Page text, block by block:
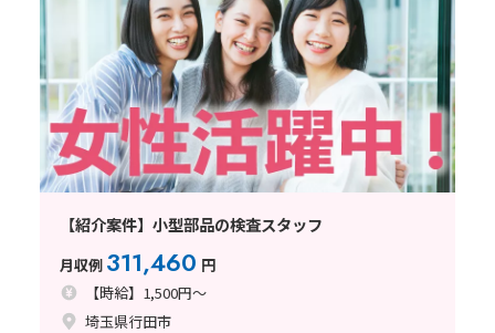
【紹介案件】小型部品の検査スタッフ
月収例 311,460 円
【時給】1,500円～
埼玉県行田市